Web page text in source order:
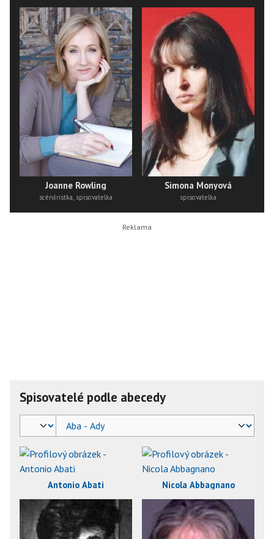
Joanne Rowling
scénáristka, spisovatelka
Simona Monyová
spisovatelka
Spisovatelé podle abecedy
Antonio Abati Nicola Abbagnano